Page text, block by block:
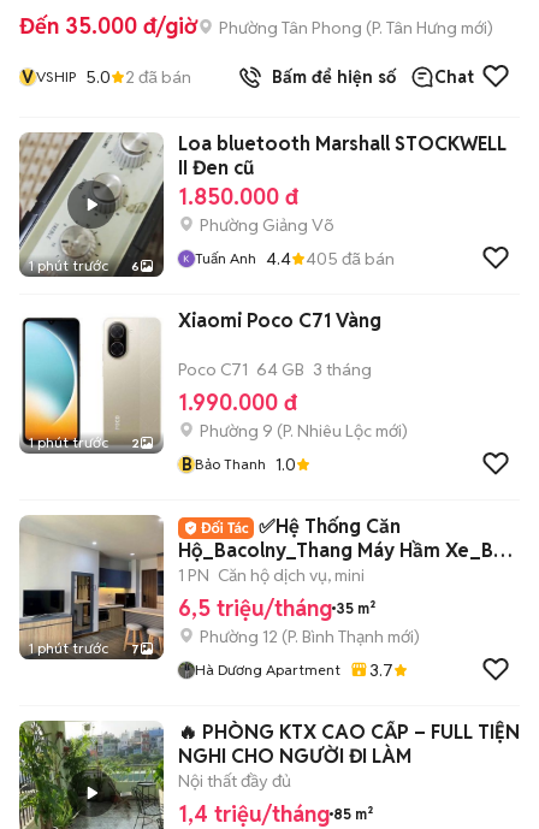
Đến 35.000 đ/giờ Phường Tân Phong (P. Tân Hưng mới)
VVSHIP 5.0 2 đã bán Bấm để hiện số Chat
1 phút trước 6
Loa bluetooth Marshall STOCKWELL
II Đen cũ
1.850.000 đ
Phường Giảng Võ
Tuấn Anh 4.4 405 đã bán
1 phút trước 2
Xiaomi Poco C71 Vàng
Poco C71 64 GB 3 tháng
1.990.000 đ
Phường 9 (P. Nhiêu Lộc mới)
BBảo Thanh 1.0
1 phút trước 7
✅Hệ Thống Căn
Hộ_Bacolny_Thang Máy Hầm Xe_Bảo
Vệ_Chu Văn An Bình Thạnh
1 PN Căn hộ dịch vụ, mini
6,5 triệu/tháng 35 m²
Phường 12 (P. Bình Thạnh mới)
Hà Dương Apartment 3.7
🔥 PHÒNG KTX CAO CẤP – FULL TIỆN
NGHI CHO NGƯỜI ĐI LÀM
Nội thất đầy đủ
1,4 triệu/tháng 85 m²